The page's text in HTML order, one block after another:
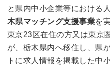
と県内中小企業等における
木県マッチング支援事業を
東京23区在住の方又は東京
が、栃木県内へ移住し、県
トに求人情報を掲載した中